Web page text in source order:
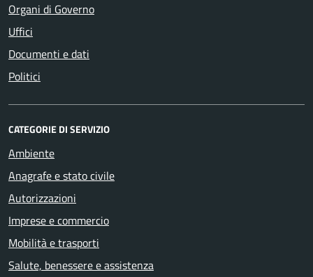
Organi di Governo
Uffici
Documenti e dati
Politici
CATEGORIE DI SERVIZIO
Ambiente
Anagrafe e stato civile
Autorizzazioni
Imprese e commercio
Mobilità e trasporti
Salute, benessere e assistenza